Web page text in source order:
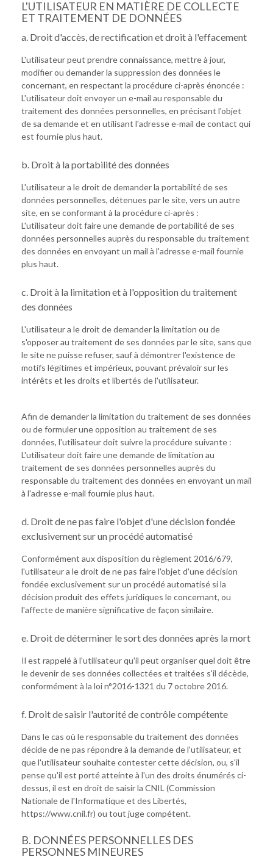
L'UTILISATEUR EN MATIÈRE DE COLLECTE
ET TRAITEMENT DE DONNÉES
a. Droit d'accès, de rectification et droit à l'effacement
L'utilisateur peut prendre connaissance, mettre à jour,
modifier ou demander la suppression des données le
concernant, en respectant la procédure ci-après énoncée :
L'utilisateur doit envoyer un e-mail au responsable du
traitement des données personnelles, en précisant l'objet
de sa demande et en utilisant l'adresse e-mail de contact qui
est fournie plus haut.
b. Droit à la portabilité des données
L'utilisateur a le droit de demander la portabilité de ses
données personnelles, détenues par le site, vers un autre
site, en se conformant à la procédure ci-après :
L'utilisateur doit faire une demande de portabilité de ses
données personnelles auprès du responsable du traitement
des données en envoyant un mail à l'adresse e-mail fournie
plus haut.
c. Droit à la limitation et à l'opposition du traitement
des données
L'utilisateur a le droit de demander la limitation ou de
s'opposer au traitement de ses données par le site, sans que
le site ne puisse refuser, sauf à démontrer l'existence de
motifs légitimes et impérieux, pouvant prévaloir sur les
intérêts et les droits et libertés de l'utilisateur.
Afin de demander la limitation du traitement de ses données
ou de formuler une opposition au traitement de ses
données, l'utilisateur doit suivre la procédure suivante :
L'utilisateur doit faire une demande de limitation au
traitement de ses données personnelles auprès du
responsable du traitement des données en envoyant un mail
à l'adresse e-mail fournie plus haut.
d. Droit de ne pas faire l'objet d'une décision fondée
exclusivement sur un procédé automatisé
Conformément aux disposition du règlement 2016/679,
l'utilisateur a le droit de ne pas faire l'objet d'une décision
fondée exclusivement sur un procédé automatisé si la
décision produit des effets juridiques le concernant, ou
l'affecte de manière significative de façon similaire.
e. Droit de déterminer le sort des données après la mort
Il est rappelé à l'utilisateur qu'il peut organiser quel doit être
le devenir de ses données collectées et traitées s'il décède,
conformément à la loi n°2016-1321 du 7 octobre 2016.
f. Droit de saisir l'autorité de contrôle compétente
Dans le cas où le responsable du traitement des données
décide de ne pas répondre à la demande de l'utilisateur, et
que l'utilisateur souhaite contester cette décision, ou, s'il
pense qu'il est porté atteinte à l'un des droits énumérés ci-
dessus, il est en droit de saisir la CNIL (Commission
Nationale de l'Informatique et des Libertés,
https://www.cnil.fr) ou tout juge compétent.
B. DONNÉES PERSONNELLES DES
PERSONNES MINEURES